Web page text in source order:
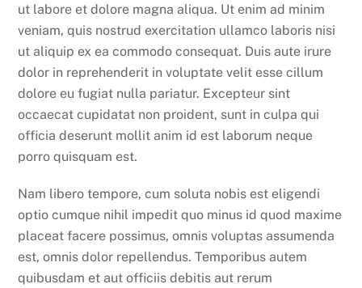
ut labore et dolore magna aliqua. Ut enim ad minim
veniam, quis nostrud exercitation ullamco laboris nisi
ut aliquip ex ea commodo consequat. Duis aute irure
dolor in reprehenderit in voluptate velit esse cillum
dolore eu fugiat nulla pariatur. Excepteur sint
occaecat cupidatat non proident, sunt in culpa qui
officia deserunt mollit anim id est laborum neque
porro quisquam est.
Nam libero tempore, cum soluta nobis est eligendi
optio cumque nihil impedit quo minus id quod maxime
placeat facere possimus, omnis voluptas assumenda
est, omnis dolor repellendus. Temporibus autem
quibusdam et aut officiis debitis aut rerum